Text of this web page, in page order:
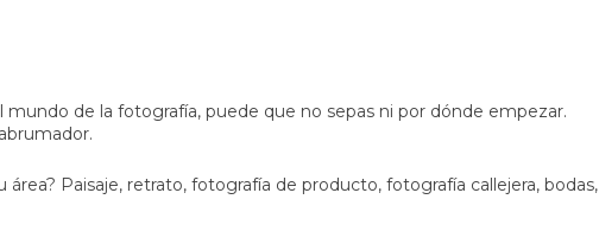
de la fotografía, puede que no sepas ni por dónde empezar.
área? Paisaje, retrato, fotografía de producto, fotografía callejera, bodas,